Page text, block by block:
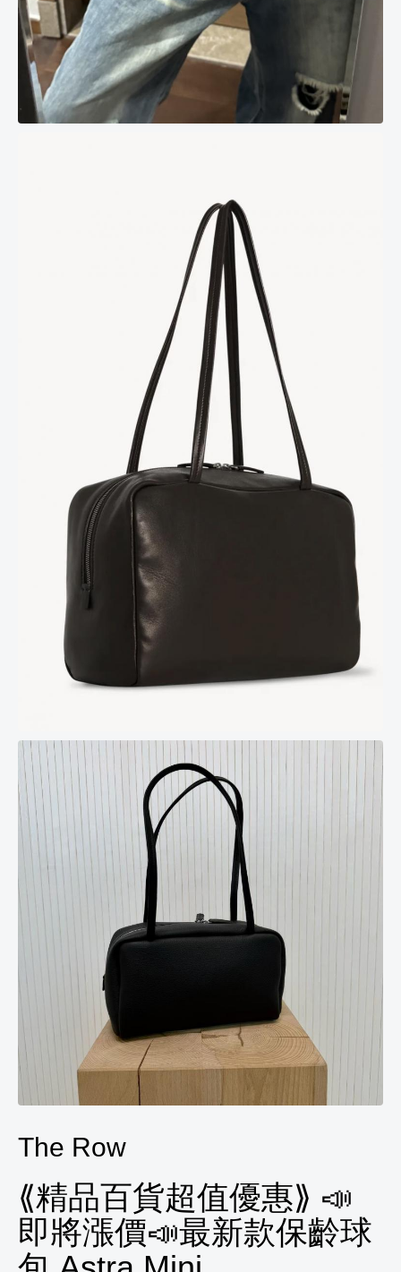
The Row
⟪精品百貨超值優惠⟫ 📣
即將漲價📣最新款保齡球